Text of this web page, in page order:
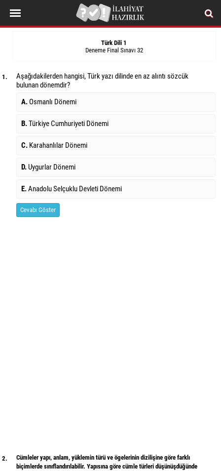
Türk Dili 1
Deneme Final Sınavı 32
1.
Aşağıdakilerden hangisi, Türk yazı dilinde en az alıntı sözcük
bulunan dönemdir?
A. Osmanlı Dönemi
B.Türkiye Cumhuriyeti Dönemi
C. Karahanlılar Dönemi
D. Uygurlar Dönemi
E.Anadolu Selçuklu Devleti Dönemi
Cevabı Göster
2.
Cümleler yapı, anlam, yüklemin türü ve ögelerinin dizilişine göre farklı
biçimlerde sınıflandırılabilir. Yapısına göre cümle türleri düşünüşdüğünde